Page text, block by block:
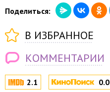
2.1 0.0
Поделиться:
В ИЗБРАННОЕ
КОММЕНТАРИИ